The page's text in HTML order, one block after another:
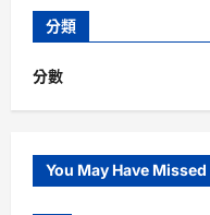
分類
分數
You May Have Missed